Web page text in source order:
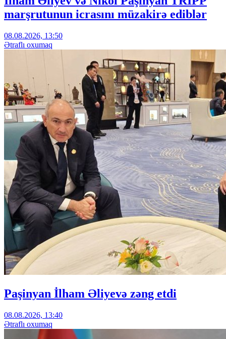
marşrutunun icrasını müzakirə ediblər
08.08.2026, 13:50
Ətraflı oxumaq
Paşinyan İlham Əliyevə zəng etdi
08.08.2026, 13:40
Ətraflı oxumaq